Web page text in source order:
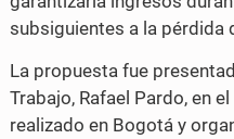
e
o
o
t
t
e
r
subsiguientes a la pérdida
La propuesta fue
Trabajo, Rafael Pardo, en
realizado en Bogotá y